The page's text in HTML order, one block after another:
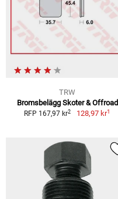
TRW
Bromsbelägg Skoter & Offroad
RFP 167,97 kr2 128,97 kr1